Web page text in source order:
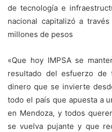
de tecnología e
nacional capitalizó a
millones de pesos
«Que hoy IMPSA se
resultado del esfuerzo de
dinero que se invierte
todo el país que apuesta a
en Mendoza, y todos
se vuelva pujante y que